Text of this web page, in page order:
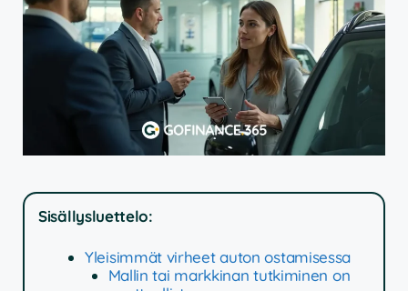
Sisällysluettelo:
Yleisimmät virheet auton ostamisessa
Mallin tai markkinan tutkiminen on